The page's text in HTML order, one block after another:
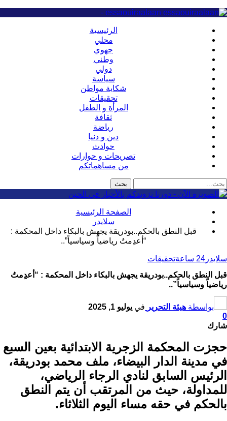
essaouiraalaan -
الرئيسية
محلي
جهوي
وطني
دولي
سياسة
شكاية مواطن
تحقيقات
المرأة و الطفل
ثقافة
رياضة
دين و دنيا
حوادث
تصريحات و حوارات
من مساهماتكم
الصفحة الرئيسية
سلايدر
قبل النطق بالحكم..بودريقة يجهش بالبكاء داخل المحكمة :
“أعدِمتُ رياضياً وسياسياً”..
سلايدر 24 ساعة
تحقيقات
قبل النطق بالحكم..بودريقة يجهش بالبكاء داخل المحكمة : “أعدِمتُ
رياضياً وسياسياً”..
بواسطة هيئة التحرير في يوليو 1, 2025
0
شارك
حجزت المحكمة الزجرية الابتدائية بعين السبع
في مدينة الدار البيضاء، ملف محمد بودريقة،
الرئيس السابق لنادي الرجاء الرياضي،
للمداولة، حيث من المرتقب أن يتم النطق
بالحكم في حقه مساء اليوم الثلاثاء.